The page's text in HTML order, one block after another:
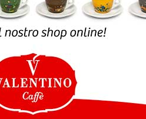
SHOP ONLINE
Customer service
Per informazioni,
sui prodotti